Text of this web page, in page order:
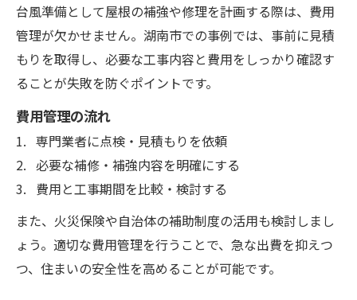
台風準備として屋根の補強や修理を計画する際は、費用
管理が欠かせません。湖南市での事例では、事前に見積
もりを取得し、必要な工事内容と費用をしっかり確認す
ることが失敗を防ぐポイントです。
費用管理の流れ
専門業者に点検・見積もりを依頼
必要な補修・補強内容を明確にする
費用と工事期間を比較・検討する
また、火災保険や自治体の補助制度の活用も検討しまし
ょう。適切な費用管理を行うことで、急な出費を抑えつ
つ、住まいの安全性を高めることが可能です。